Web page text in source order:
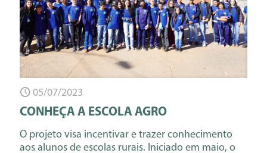
05/07/2023
CONHEÇA A ESCOLA AGRO
O projeto visa incentivar e trazer conhecimento
aos alunos de escolas rurais. Iniciado em maio, o